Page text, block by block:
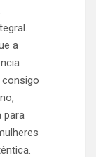
a
consigo
para